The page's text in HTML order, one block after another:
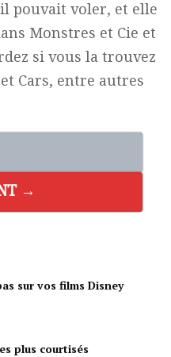
pouvait voler, et elle
Monstres et Cie et
si vous la trouvez
Cars, entre autres
→
sur vos films Disney
plus courtisés